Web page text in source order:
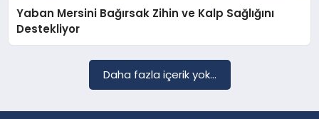
SAĞLIK
Yaban Mersini Bağırsak Zihin ve Kalp Sağlığını
Destekliyor
Daha fazla içerik yok...